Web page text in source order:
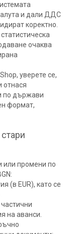
и дали ДДС
коректно.
очаква
уверете се,
отнася
по държави
формат,
или промени по
(в EUR), като се
на аванси.